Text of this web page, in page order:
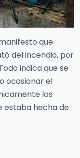
que
del incendio, por
indica que se
ocasionar el
los
estaba hecha de